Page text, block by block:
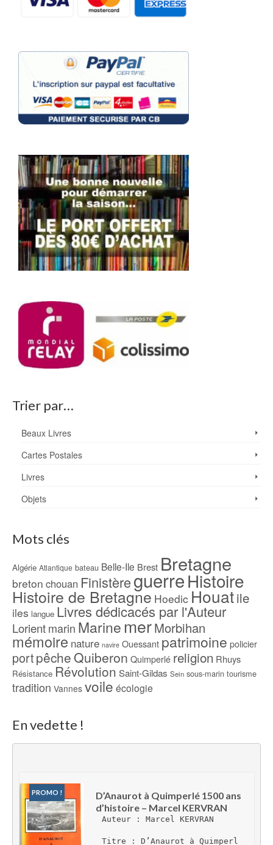
Trier par…
Beaux Livres
Cartes Postales
Livres
Objets
Mots clés
Algérie Atlantique bateau Belle-Ile Brest Bretagne
breton chouan FinistèreguerreHistoire
Histoire de Bretagne Hoedic Houatile
iles langue Livres dédicacés par l'Auteur
Lorientmarin Marine merMorbihan
mémoire nature navire Ouessant patrimoine policier
portpêcheQuiberon Quimperlé religion Rhuys
Résistance Révolution Saint-Gildas Sein sous-marin tourisme
tradition Vannes voile écologie
En vedette !
PROMO !
D’Anaurot à Quimperlé 1500 ans
d’histoire – Marcel KERVRAN
Auteur : Marcel KERVRAN
Titre : D’Anaurot à Quimperl